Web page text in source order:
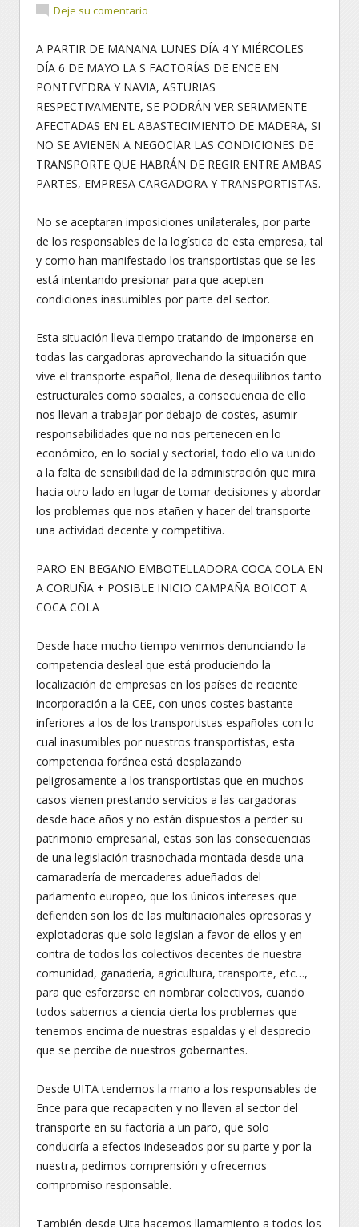
Deje su comentario
A PARTIR DE MAÑANA LUNES DÍA 4 Y MIÉRCOLES
DÍA 6 DE MAYO LA S FACTORÍAS DE ENCE EN
PONTEVEDRA Y NAVIA, ASTURIAS
RESPECTIVAMENTE, SE PODRÁN VER SERIAMENTE
AFECTADAS EN EL ABASTECIMIENTO DE MADERA, SI
NO SE AVIENEN A NEGOCIAR LAS CONDICIONES DE
TRANSPORTE QUE HABRÁN DE REGIR ENTRE AMBAS
PARTES, EMPRESA CARGADORA Y TRANSPORTISTAS.
No se aceptaran imposiciones unilaterales, por parte
de los responsables de la logística de esta empresa, tal
y como han manifestado los transportistas que se les
está intentando presionar para que acepten
condiciones inasumibles por parte del sector.
Esta situación lleva tiempo tratando de imponerse en
todas las cargadoras aprovechando la situación que
vive el transporte español, llena de desequilibrios tanto
estructurales como sociales, a consecuencia de ello
nos llevan a trabajar por debajo de costes, asumir
responsabilidades que no nos pertenecen en lo
económico, en lo social y sectorial, todo ello va unido
a la falta de sensibilidad de la administración que mira
hacia otro lado en lugar de tomar decisiones y abordar
los problemas que nos atañen y hacer del transporte
una actividad decente y competitiva.
PARO EN BEGANO EMBOTELLADORA COCA COLA EN
A CORUÑA + POSIBLE INICIO CAMPAÑA BOICOT A
COCA COLA
Desde hace mucho tiempo venimos denunciando la
competencia desleal que está produciendo la
localización de empresas en los países de reciente
incorporación a la CEE, con unos costes bastante
inferiores a los de los transportistas españoles con lo
cual inasumibles por nuestros transportistas, esta
competencia foránea está desplazando
peligrosamente a los transportistas que en muchos
casos vienen prestando servicios a las cargadoras
desde hace años y no están dispuestos a perder su
patrimonio empresarial, estas son las consecuencias
de una legislación trasnochada montada desde una
camaradería de mercaderes adueñados del
parlamento europeo, que los únicos intereses que
defienden son los de las multinacionales opresoras y
explotadoras que solo legislan a favor de ellos y en
contra de todos los colectivos decentes de nuestra
comunidad, ganadería, agricultura, transporte, etc…,
para que esforzarse en nombrar colectivos, cuando
todos sabemos a ciencia cierta los problemas que
tenemos encima de nuestras espaldas y el desprecio
que se percibe de nuestros gobernantes.
Desde UITA tendemos la mano a los responsables de
Ence para que recapaciten y no lleven al sector del
transporte en su factoría a un paro, que solo
conduciría a efectos indeseados por su parte y por la
nuestra, pedimos comprensión y ofrecemos
compromiso responsable.
También desde Uita hacemos llamamiento a todos los